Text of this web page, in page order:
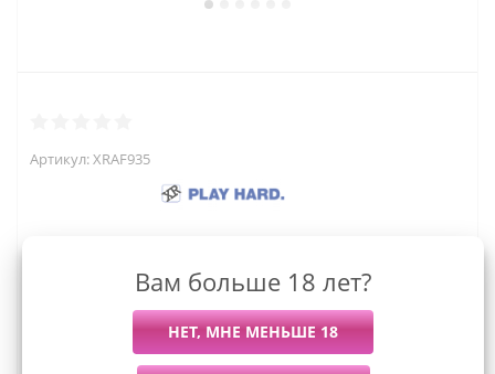
Артикул:XRAF935
Последний раз купили
Более 7 дней назад
Всего купили
35 штук
Вам больше 18 лет?